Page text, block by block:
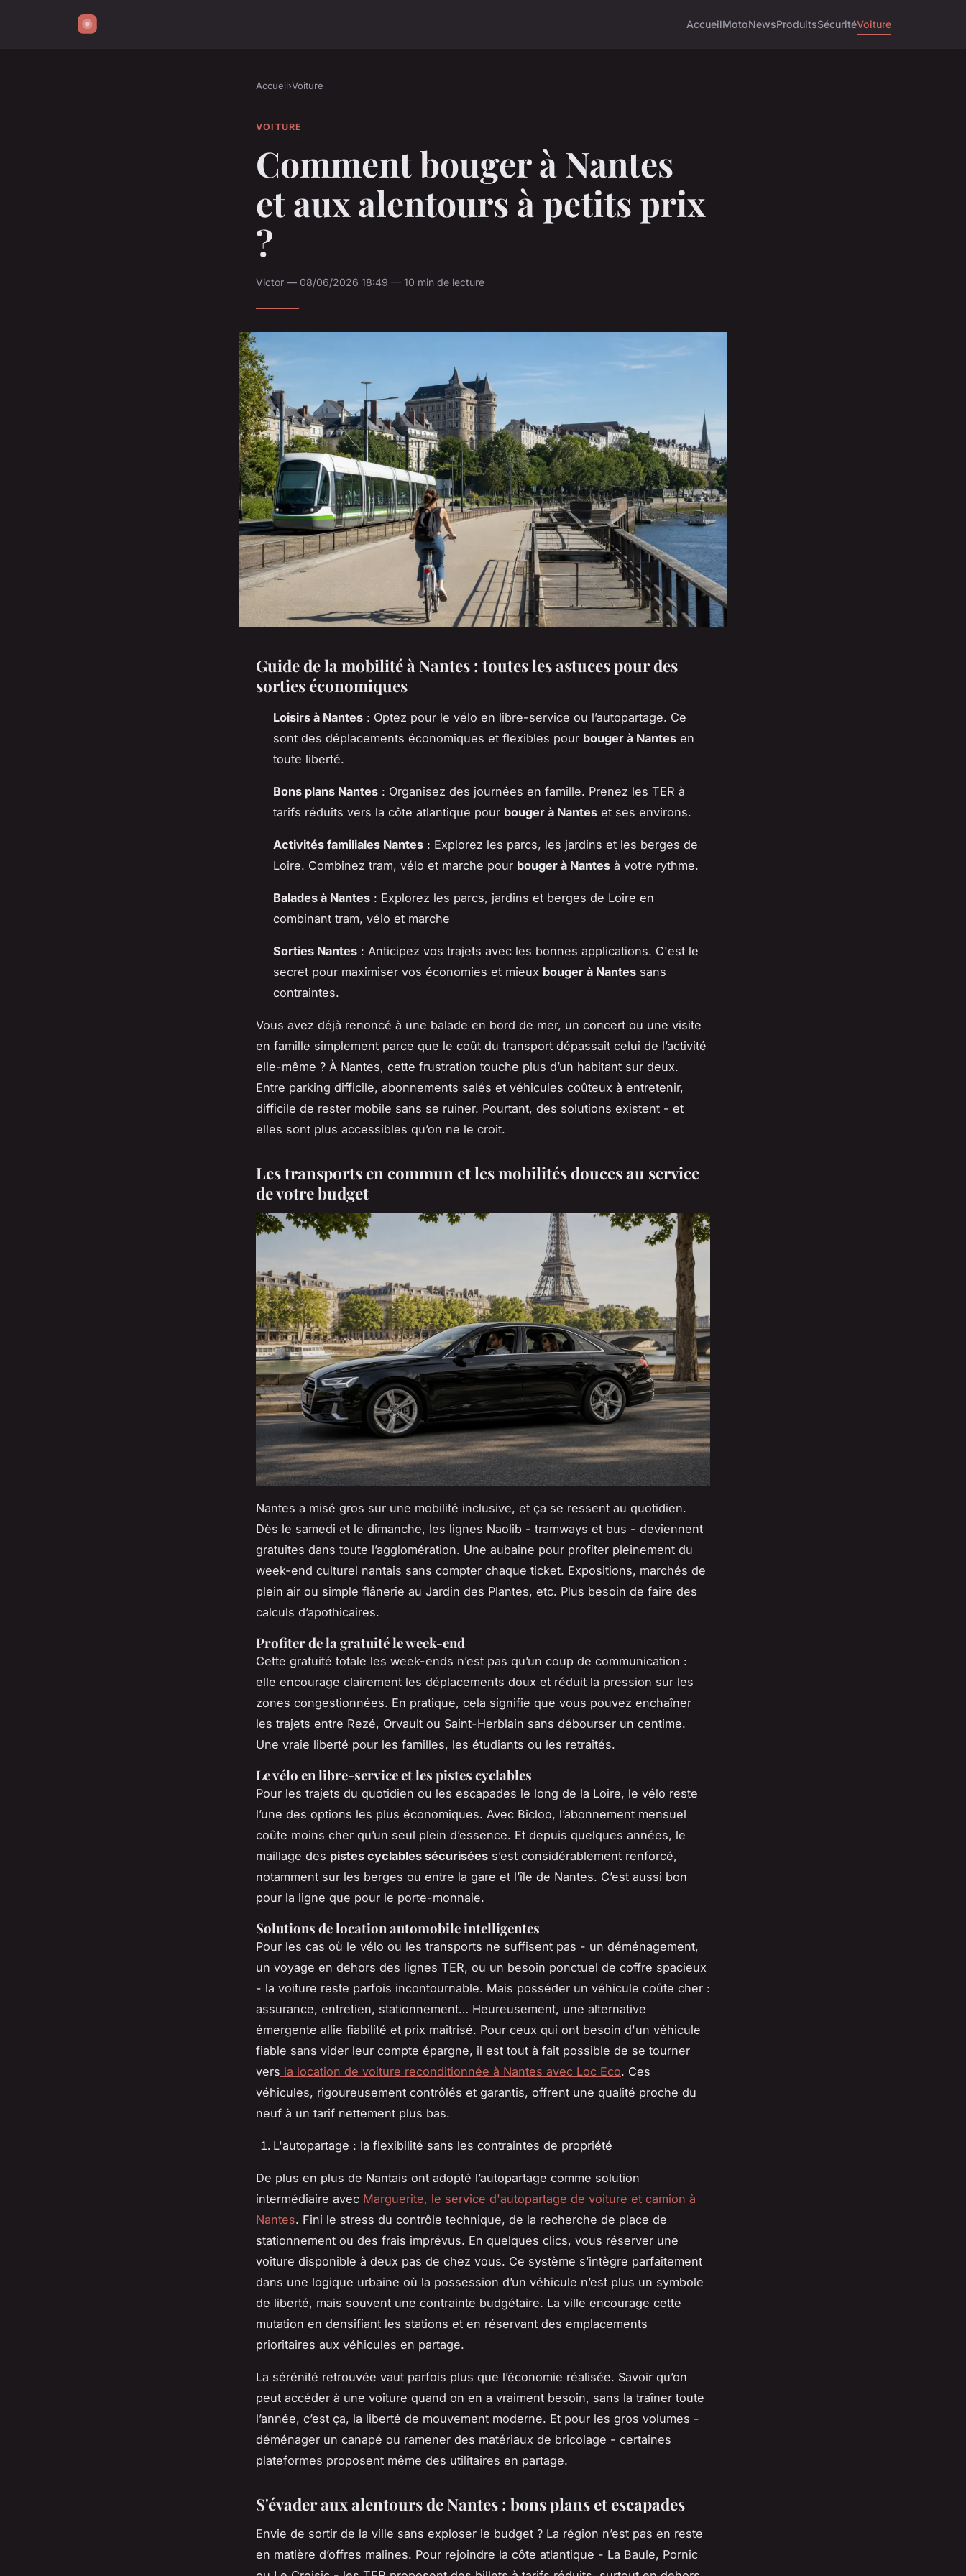
AccueilMotoNewsProduitsSécuritéVoiture
Accueil›Voiture
VOITURE
Comment bouger à Nantes
et aux alentours à petits prix
?
Victor — 08/06/2026 18:49 — 10 min de lecture
Guide de la mobilité à Nantes : toutes les astuces pour des
sorties économiques
Loisirs à Nantes : Optez pour le vélo en libre-service ou l’autopartage. Ce
sont des déplacements économiques et flexibles pour bouger à Nantes en
toute liberté.
Bons plans Nantes : Organisez des journées en famille. Prenez les TER à
tarifs réduits vers la côte atlantique pour bouger à Nantes et ses environs.
Activités familiales Nantes : Explorez les parcs, les jardins et les berges de
Loire. Combinez tram, vélo et marche pour bouger à Nantes à votre rythme.
Balades à Nantes : Explorez les parcs, jardins et berges de Loire en
combinant tram, vélo et marche
Sorties Nantes : Anticipez vos trajets avec les bonnes applications. C'est le
secret pour maximiser vos économies et mieux bouger à Nantes sans
contraintes.
Vous avez déjà renoncé à une balade en bord de mer, un concert ou une visite
en famille simplement parce que le coût du transport dépassait celui de l’activité
elle-même ? À Nantes, cette frustration touche plus d’un habitant sur deux.
Entre parking difficile, abonnements salés et véhicules coûteux à entretenir,
difficile de rester mobile sans se ruiner. Pourtant, des solutions existent - et
elles sont plus accessibles qu’on ne le croit.
Les transports en commun et les mobilités douces au service
de votre budget
Nantes a misé gros sur une mobilité inclusive, et ça se ressent au quotidien.
Dès le samedi et le dimanche, les lignes Naolib - tramways et bus - deviennent
gratuites dans toute l’agglomération. Une aubaine pour profiter pleinement du
week-end culturel nantais sans compter chaque ticket. Expositions, marchés de
plein air ou simple flânerie au Jardin des Plantes, etc. Plus besoin de faire des
calculs d’apothicaires.
Profiter de la gratuité le week-end
Cette gratuité totale les week-ends n’est pas qu’un coup de communication :
elle encourage clairement les déplacements doux et réduit la pression sur les
zones congestionnées. En pratique, cela signifie que vous pouvez enchaîner
les trajets entre Rezé, Orvault ou Saint-Herblain sans débourser un centime.
Une vraie liberté pour les familles, les étudiants ou les retraités.
Le vélo en libre-service et les pistes cyclables
Pour les trajets du quotidien ou les escapades le long de la Loire, le vélo reste
l’une des options les plus économiques. Avec Bicloo, l’abonnement mensuel
coûte moins cher qu’un seul plein d’essence. Et depuis quelques années, le
maillage des pistes cyclables sécurisées s’est considérablement renforcé,
notamment sur les berges ou entre la gare et l’île de Nantes. C’est aussi bon
pour la ligne que pour le porte-monnaie.
Solutions de location automobile intelligentes
Pour les cas où le vélo ou les transports ne suffisent pas - un déménagement,
un voyage en dehors des lignes TER, ou un besoin ponctuel de coffre spacieux
- la voiture reste parfois incontournable. Mais posséder un véhicule coûte cher :
assurance, entretien, stationnement… Heureusement, une alternative
émergente allie fiabilité et prix maîtrisé. Pour ceux qui ont besoin d'un véhicule
fiable sans vider leur compte épargne, il est tout à fait possible de se tourner
vers la location de voiture reconditionnée à Nantes avec Loc Eco. Ces
véhicules, rigoureusement contrôlés et garantis, offrent une qualité proche du
neuf à un tarif nettement plus bas.
L'autopartage : la flexibilité sans les contraintes de propriété
De plus en plus de Nantais ont adopté l’autopartage comme solution
intermédiaire avec Marguerite, le service d'autopartage de voiture et camion à
Nantes. Fini le stress du contrôle technique, de la recherche de place de
stationnement ou des frais imprévus. En quelques clics, vous réserver une
voiture disponible à deux pas de chez vous. Ce système s’intègre parfaitement
dans une logique urbaine où la possession d’un véhicule n’est plus un symbole
de liberté, mais souvent une contrainte budgétaire. La ville encourage cette
mutation en densifiant les stations et en réservant des emplacements
prioritaires aux véhicules en partage.
La sérénité retrouvée vaut parfois plus que l’économie réalisée. Savoir qu’on
peut accéder à une voiture quand on en a vraiment besoin, sans la traîner toute
l’année, c’est ça, la liberté de mouvement moderne. Et pour les gros volumes -
déménager un canapé ou ramener des matériaux de bricolage - certaines
plateformes proposent même des utilitaires en partage.
S'évader aux alentours de Nantes : bons plans et escapades
Envie de sortir de la ville sans exploser le budget ? La région n’est pas en reste
en matière d’offres malines. Pour rejoindre la côte atlantique - La Baule, Pornic